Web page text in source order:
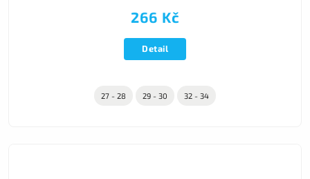
266 Kč
Detail
27 - 28 29 - 30 32 - 34